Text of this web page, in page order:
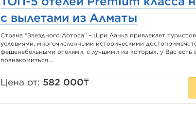
с вылетами из Алматы
Страна “Звездного Лотоса” – Шри Ланка привлекает
условиями, многочисленными историческими
фешенебельными отелями, с лучшими из которых, у Вас есть
познакомиться....
Цена от: 582 000₸